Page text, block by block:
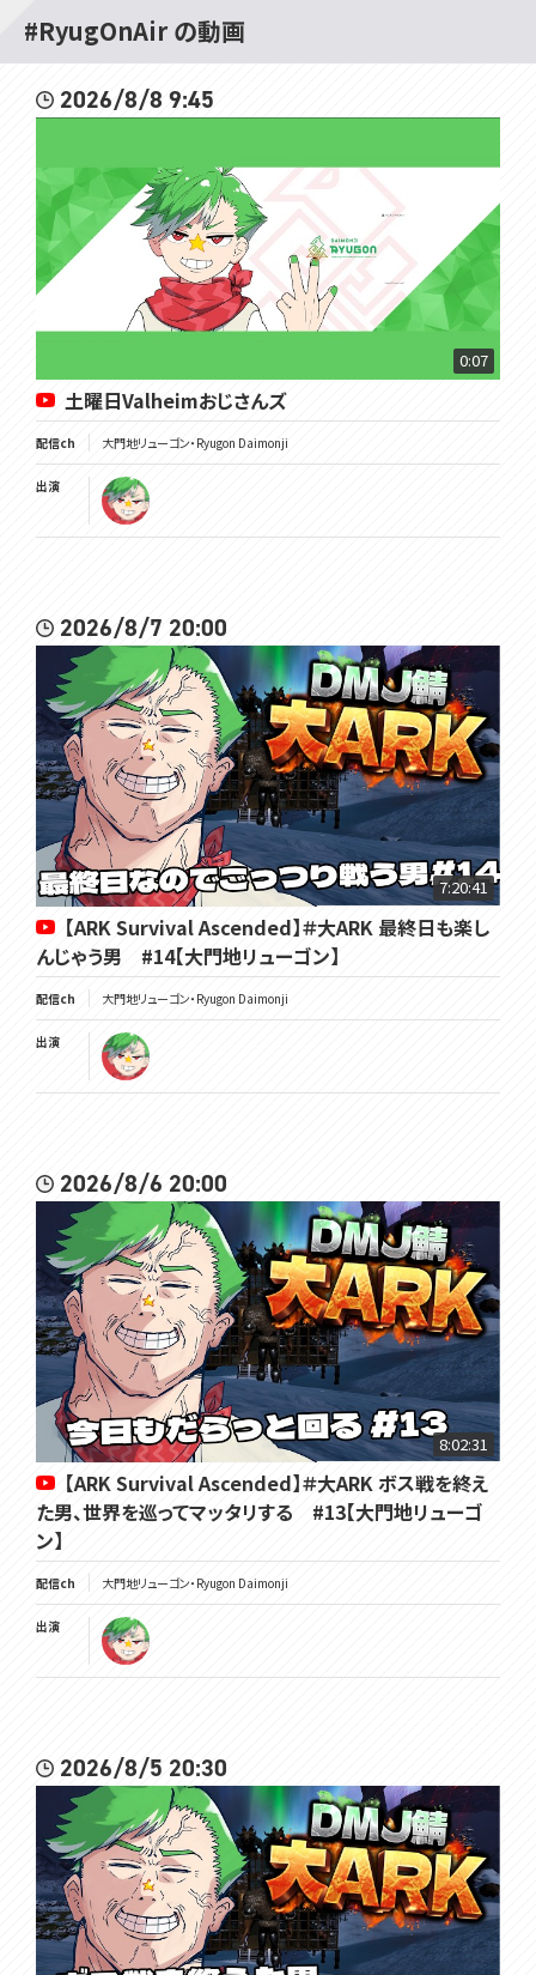
#RyugOnAir の動画
2026/8/8 9:45
0:07
土曜日Valheimおじさんズ
配信ch 大門地リューゴン・Ryugon Daimonji
出演
2026/8/7 20:00
7:20:41
【ARK Survival Ascended】＃大ARK 最終日も楽し
んじゃう男 #14【大門地リューゴン】
配信ch 大門地リューゴン・Ryugon Daimonji
出演
2026/8/6 20:00
8:02:31
【ARK Survival Ascended】＃大ARK ボス戦を終え
た男、世界を巡ってマッタリする #13【大門地リューゴ
ン】
配信ch 大門地リューゴン・Ryugon Daimonji
出演
2026/8/5 20:30